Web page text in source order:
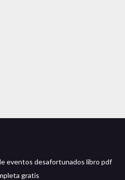
eventos desafortunados libro pdf
gratis